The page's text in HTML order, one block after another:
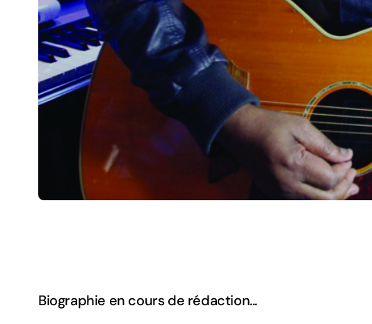
Biographie en cours de rédaction...